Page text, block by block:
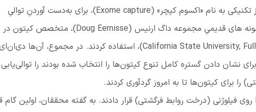
تکنیکی به نام «اکسوم کپچر» (Exome capture)، برای به‌دست آوردنِ توالیِ
های قدیمیِ مجموعه داگ ارنیس (
Doug Eernisse
)، متخصص کیتون در
California State University,
)، استفاده کردند. در مجموع، آن‌ها
نشان دادن گستره کامل تنوع کیتون‌ها را انتخاب شده بودند را
برای کیتون‌ها تا به امروز گردآوری کردند.
فیلوژنی (درخت روابط فرگشتی) قرار دادند. به گفته محققان، اولین گام